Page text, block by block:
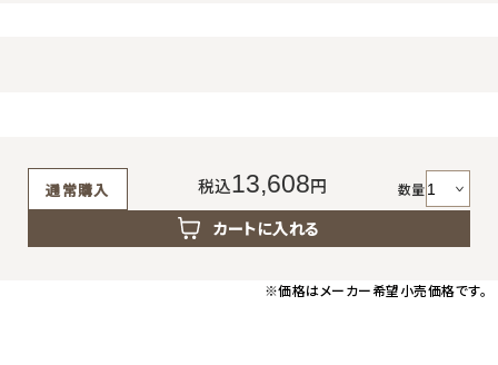
通常購入 税込13,608円 数量
カートに入れる
※価格はメーカー希望小売価格です。